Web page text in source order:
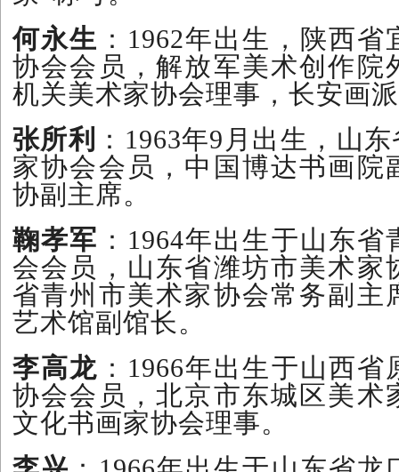
何永生 ：1962年出生，陕西
协会会员，解放军美术创作院
机关美术家协会理事，长安画
张所利
：1963年9月出生，山
家协会会员，中国博达书画院
协副主席。
鞠孝军 ：1964年出生于山东
会会员，山东省潍坊市美术家
省青州市美术家协会常务副主
艺术馆副馆长。
李高龙 ：1966年出生于山西
协会会员，北京市东城区美术
文化书画家协会理事。